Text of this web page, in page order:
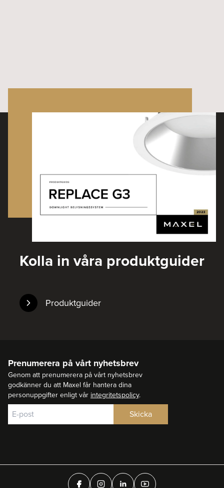
Kolla in våra produktguider
Produktguider
Prenumerera på vårt nyhetsbrev
Genom att prenumerera på vårt nyhetsbrev
godkänner du att Maxel får hantera dina
personuppgifter enligt vår integritetspolicy.